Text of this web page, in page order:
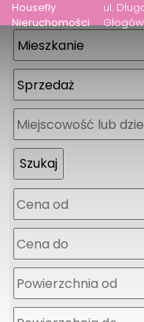
Housefly
Nieruchomości
ul.
Głogów